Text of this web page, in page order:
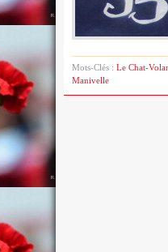
Mots-Clés : Le Chat-
Manivelle